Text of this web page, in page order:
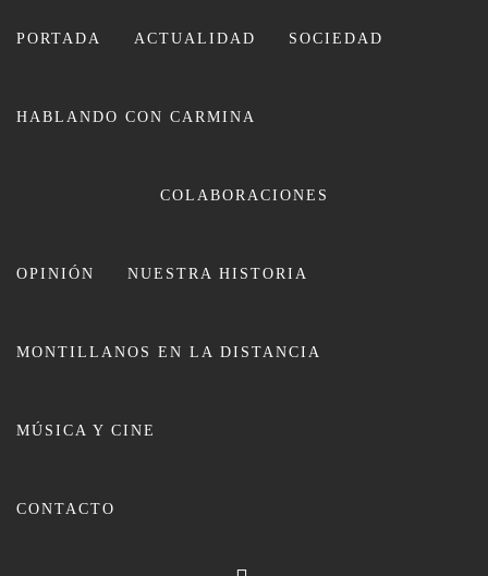
PORTADA ACTUALIDAD SOCIEDAD
HABLANDO CON CARMINA
COLABORACIONES
OPINIÓN NUESTRA HISTORIA
MONTILLANOS EN LA DISTANCIA
MÚSICA Y CINE
CONTACTO
CARMINA LEIVA
Gran Oro para el Pedro Ximénez